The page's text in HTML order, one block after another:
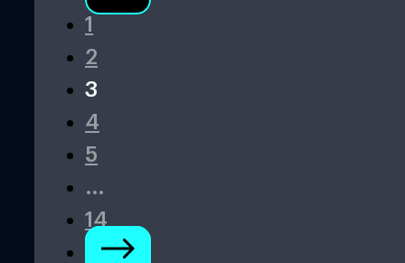
ถึงตกคนดูได้ขนาดนี้ เกาหลีเกาใจ จุดเริ่มต้นความชิล ต้อง
เล่าก่อนว่าเทรนด์คลิปแบบ 'Silent Vlog' เริ่มฮิตมาจาก
เกาหลีใต้ช่วงโควิด หลายคนอาจจะสงสัยว่า Silent Vlog คือ
อะไร ? ย้อนกลับไปในหมวดหมู่คอนเทนต์เกี่ยวกับการใช้ชีวิต
คนเดียวหรือ 'Solo Living Vlog' นั้น ครีเอเตอร์สามารถเลือก
นำเสนอได้หลากหลายรูปแบบ บางคนอาจจะพูดคุยเล่าเรื่อง
ราวกับกล้องเหมือนมีเพื่อนมานั่งเล่นอยู่ในห้องด้วย แต่รูปแบบ
ที่กำลังได้รับความนิยมสูงสุดและกลายเป็นเทรนด์ฮีลใจไปทั่ว
โลก กลับเป็นการผสมผสานไลฟ์สไตล์การอยู่คนเดียวเข้ากับ
รูปแบบการนำเสนอแบบ 'Silent Vlog' หรือ Vlog แบบไร้เสียง
พูด เสน่ห์ของเทรนด์นี้คือความ 'Slow Living' ที่ช่วยให้เราได้
พักสมองจากโลกความจริงที่แสนวุ่นวาย…
1
2
3
4
5
…
14